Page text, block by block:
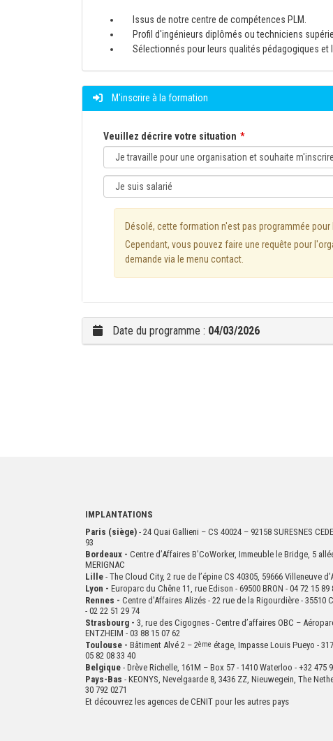
Issus de notre centre de compétences PLM.
Profil d'ingénieurs diplômés ou techniciens
Sélectionnés pour leurs qualités pédagogiques et
M'inscrire à la formation
Veuillez décrire votre situation
Désolé, cette formation n'est pas programmée pour
Cependant, vous pouvez faire une requête pour
demande via le menu contact.
Date du programme : 04/03/2026
IMPLANTATIONS
Paris (siège) - 24 Quai Gallieni – CS 40024 – 92158 SURESNES
93
Bordeaux - Centre d’Affaires B’CoWorker, Immeuble le Bridge, 5
MERIGNAC
Lille - The Cloud City, 2 rue de l’épine CS 40305, 59666 Villeneuve
Lyon - Europarc du Chêne 11, rue Edison - 69500 BRON - 04 72 15 89
Rennes - Centre d'Affaires Alizés - 22 rue de la Rigourdière - 35510
- 02 22 51 29 74
Strasbourg - 3, rue des Cigognes - Centre d’affaires OBC –
ENTZHEIM - 03 88 15 07 62
Toulouse - Bâtiment Alvé 2 – 2ème étage, Impasse Louis Pueyo -
05 82 08 33 40
Belgique - Drève Richelle, 161M – Box 57 - 1410 Waterloo - +32 475
Pays-Bas - KEONYS, Nevelgaarde 8, 3436 ZZ, Nieuwegein, The
30 792 0271
Et découvrez les agences de CENIT pour les autres pays